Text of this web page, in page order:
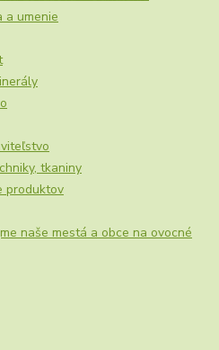
a umenie
tkaniny
produktov
naše mestá a obce na ovocné